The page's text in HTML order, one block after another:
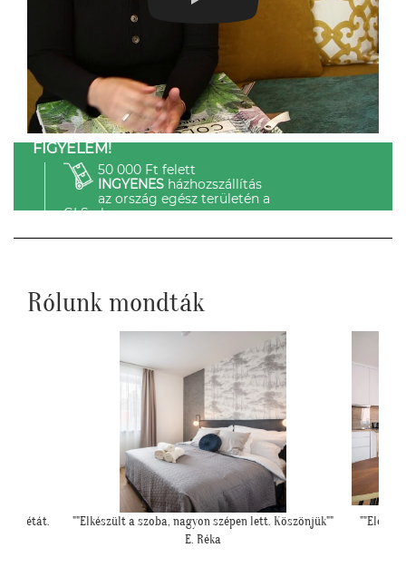
FIGYELEM!
50 000 Ft felett
INGYENESházhozszállítás
az ország egész területén a
GLS-el.
Rólunk mondták
""Elegáns lett a pengefal, sokáig imádni fogjuk""
Z. Anita
""Kicsit